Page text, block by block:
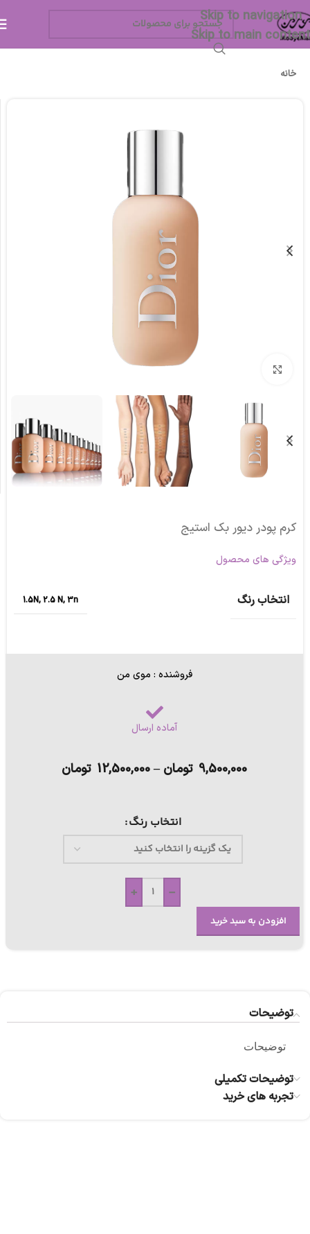
Skip to navigation
Skip to main content
خانه
برای بزرگنمایی کلیک کنید
کرم پودر دیور بک استیج
ویژگی های محصول
انتخاب رنگ 1.5N,2.5 N,3n
فروشنده : موی من
آماده ارسال
9,500,000 تومان –
12,500,000 تومان
انتخاب رنگ
-
+
افزودن به سبد خرید
توضیحات
توضیحات
توضیحات تکمیلی
تجربه های خرید